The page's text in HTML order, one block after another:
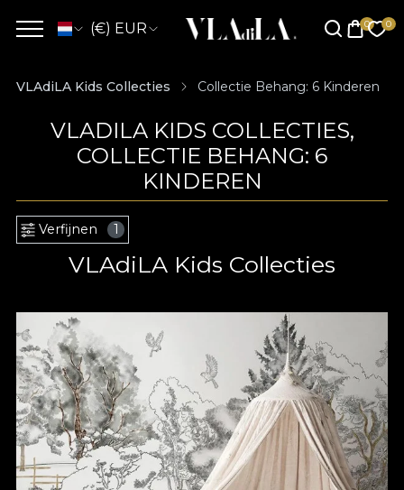
(€) EUR
VLAdiLA Kids Collecties Collectie Behang: 6 Kinderen
VLADILA KIDS COLLECTIES,
COLLECTIE BEHANG: 6
KINDEREN
Verfijnen 1
VLAdiLA Kids Collecties